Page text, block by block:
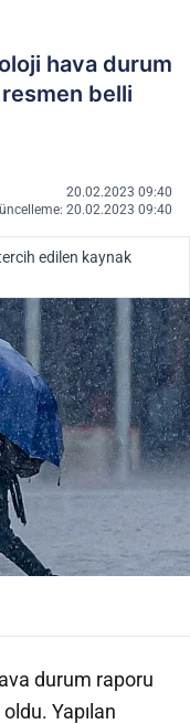
hava durum
belli
20.02.2023 09:40
20.02.2023 09:40
edilen kaynak
durum raporu
Yapılan